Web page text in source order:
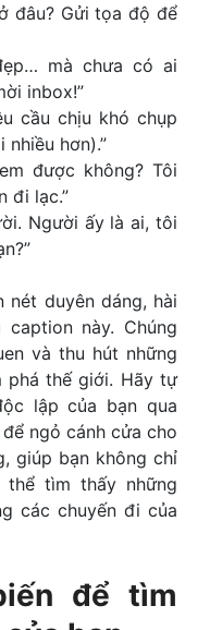
đâu? Gửi tọa độ để
mà chưa có ai
inbox!”
cầu chịu khó chụp
hơn).”
được không? Tôi
đi lạc.”
Người ấy là ai, tôi
nét duyên dáng, hài
này. Chúng
và thu hút những
phá thế giới. Hãy tự
lập của bạn qua
ngỏ cánh cửa cho
giúp bạn không chỉ
tìm thấy những
các chuyến đi của
để tìm